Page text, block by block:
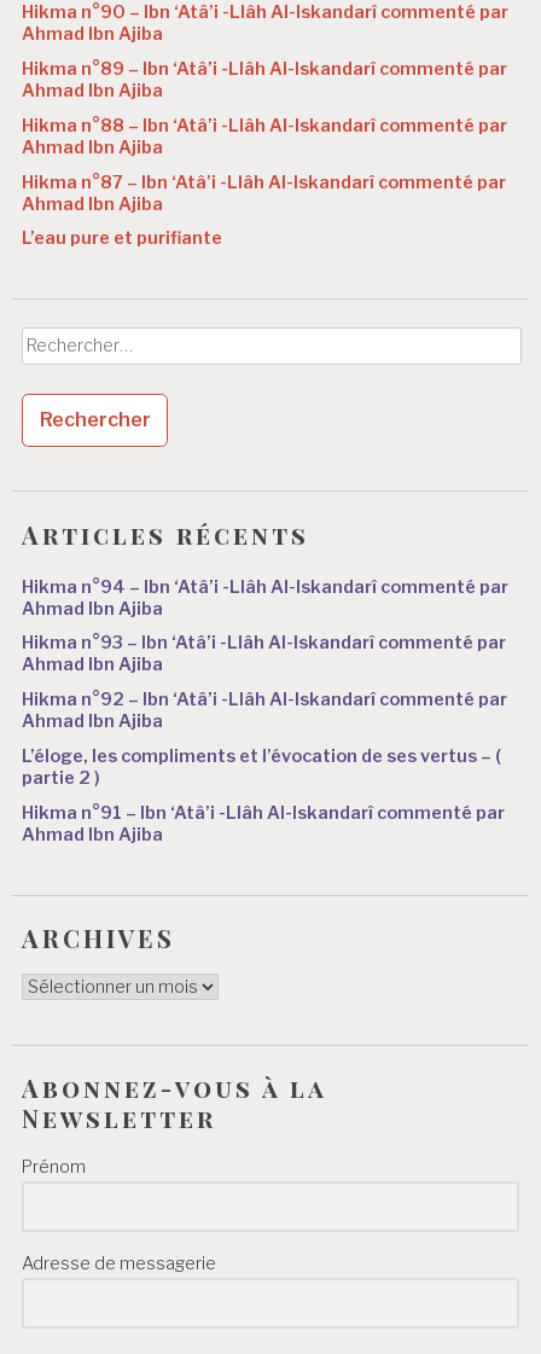
Hikma n°90 – Ibn ‘Atâ’i -Llâh Al-Iskandarî commenté par
Ahmad Ibn Ajiba
Hikma n°89 – Ibn ‘Atâ’i -Llâh Al-Iskandarî commenté par
Ahmad Ibn Ajiba
Hikma n°88 – Ibn ‘Atâ’i -Llâh Al-Iskandarî commenté par
Ahmad Ibn Ajiba
Hikma n°87 – Ibn ‘Atâ’i -Llâh Al-Iskandarî commenté par
Ahmad Ibn Ajiba
L’eau pure et purifiante
Rechercher :
Articles récents
Hikma n°94 – Ibn ‘Atâ’i -Llâh Al-Iskandarî commenté par
Ahmad Ibn Ajiba
Hikma n°93 – Ibn ‘Atâ’i -Llâh Al-Iskandarî commenté par
Ahmad Ibn Ajiba
Hikma n°92 – Ibn ‘Atâ’i -Llâh Al-Iskandarî commenté par
Ahmad Ibn Ajiba
L’éloge, les compliments et l’évocation de ses vertus – (
partie 2 )
Hikma n°91 – Ibn ‘Atâ’i -Llâh Al-Iskandarî commenté par
Ahmad Ibn Ajiba
ARCHIVES
ARCHIVES
Abonnez-vous à la
Newsletter
Prénom
Adresse de messagerie